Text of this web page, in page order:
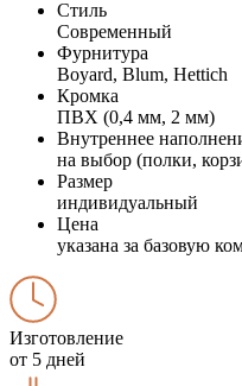
Стиль
Современный
Фурнитура
Boyard, Blum, Hettich
Кромка
ПВХ (0,4 мм, 2 мм)
Внутреннее
на выбор (полки,
Размер
индивидуальный
Цена
указана за базовую
Изготовление
от 5 дней